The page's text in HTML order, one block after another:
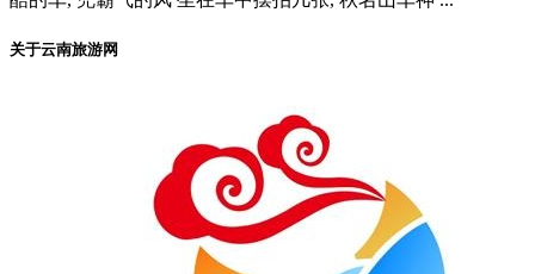
关于云南旅游网